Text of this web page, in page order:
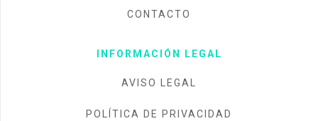
CONTACTO
INFORMACIÓN LEGAL
AVISO LEGAL
POLÍTICA DE PRIVACIDAD